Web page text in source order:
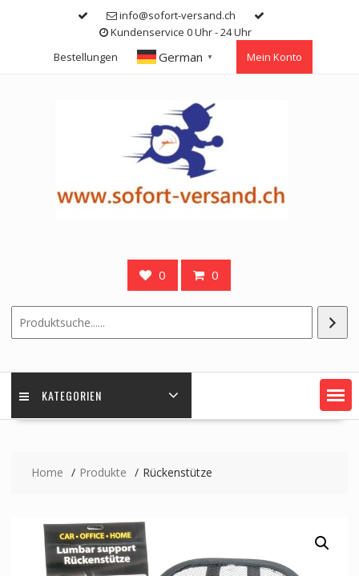
info@sofort-versand.ch
Kundenservice 0 Uhr - 24 Uhr
Bestellungen
German ▼ Mein Konto
0 0
KATEGORIEN
Home Produkte Rückenstütze